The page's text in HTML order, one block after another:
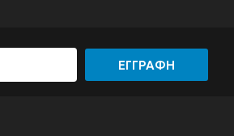
ΕΓΓΡΑΦΗ